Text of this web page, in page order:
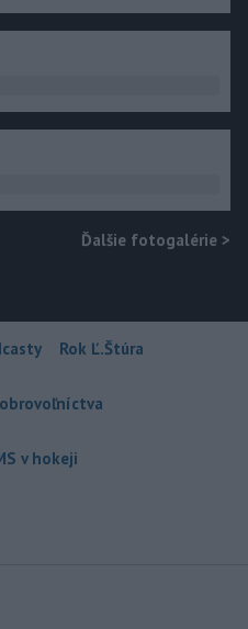
Ďalšie fotogalérie >
Rok Ľ.Štúra
v hokeji